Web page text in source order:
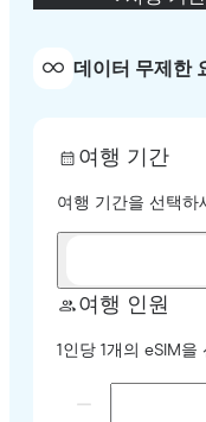
데이터 무제한
여행 기간
여행 기간을 선택하
여행 인원
1인당 1개의 eSIM을